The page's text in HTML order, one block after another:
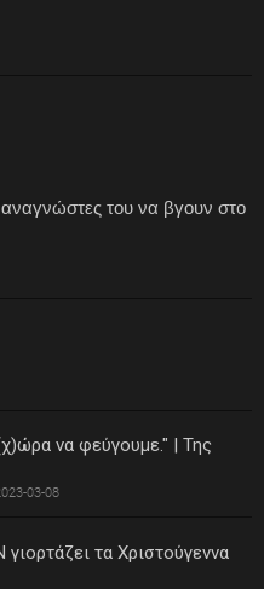
αναγνώστες του να βγουν στο
να φεύγουμε." | Της
03-08
τα Χριστούγεννα